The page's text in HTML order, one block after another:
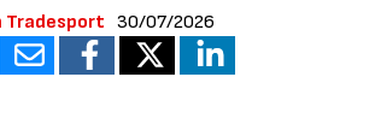
Tradesport 30/07/2026